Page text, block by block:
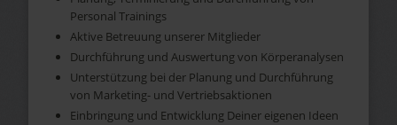
Personal Trainings
Aktive Betreuung unserer Mitglieder
Durchführung und Auswertung von Körperanalysen
Unterstützung bei der Planung und Durchführung
von Marketing- und Vertriebsaktionen
Einbringung und Entwicklung Deiner eigenen Ideen